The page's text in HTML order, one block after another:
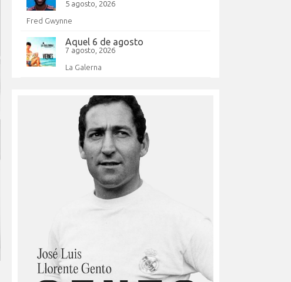
5 agosto, 2026
Fred Gwynne
Aquel 6 de agosto
7 agosto, 2026
La Galerna